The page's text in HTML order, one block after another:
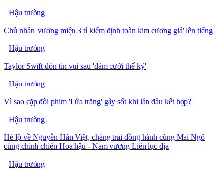
Hậu trường
Chủ nhân 'vương miện 3 tỉ kiểm định toàn kim cương giả' lên tiếng
Hậu trường
Taylor Swift đón tin vui sau 'đám cưới thế kỷ'
Hậu trường
Vì sao cặp đôi phim 'Lửa trắng' gây sốt khi lần đầu kết hợp?
Hậu trường
Hé lộ về Nguyễn Hàn Việt, chàng trai đồng hành cùng Mai Ngô
cùng chinh chiến Hoa hậu - Nam vương Liên lục địa
Hậu trường